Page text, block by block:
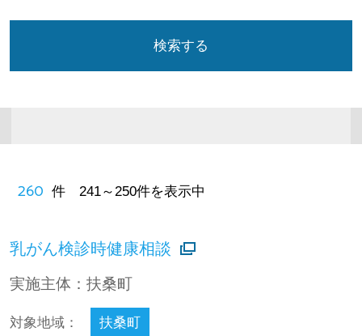
260 件 241～250件を表示中
乳がん検診時健康相談
実施主体：扶桑町
対象地域： 扶桑町